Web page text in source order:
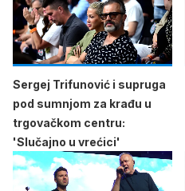
Sergej Trifunović i supruga
pod sumnjom za krađu u
trgovačkom centru:
'Slučajno u vrećici'